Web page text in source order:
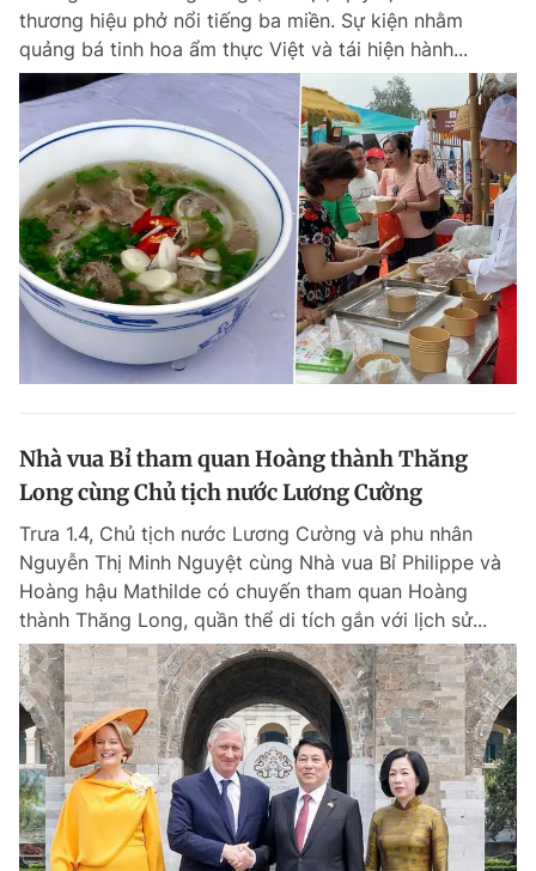
thương hiệu phở nổi tiếng ba miền. Sự kiện nhằm
quảng bá tinh hoa ẩm thực Việt và tái hiện hành...
Nhà vua Bỉ tham quan Hoàng thành Thăng
Long cùng Chủ tịch nước Lương Cường
Trưa 1.4, Chủ tịch nước Lương Cường và phu nhân
Nguyễn Thị Minh Nguyệt cùng Nhà vua Bỉ Philippe và
Hoàng hậu Mathilde có chuyến tham quan Hoàng
thành Thăng Long, quần thể di tích gắn với lịch sử...